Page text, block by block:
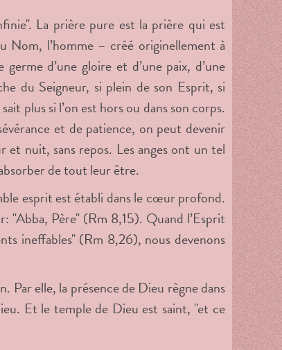
La prière pure est la prière qui est
Nom, l’homme – créé originellement à
d’une gloire et d’une paix, d’une
du Seigneur, si plein de son Esprit, si
plus si l’on est hors ou dans son corps.
et de patience, on peut devenir
nuit, sans repos. Les anges ont un tel
de tout leur être.
esprit est établi dans le cœur profond.
"Abba, Père" (Rm 8,15). Quand l’Esprit
ineffables" (Rm 8,26), nous devenons
elle, la présence de Dieu règne dans
Et le temple de Dieu est saint, "et ce